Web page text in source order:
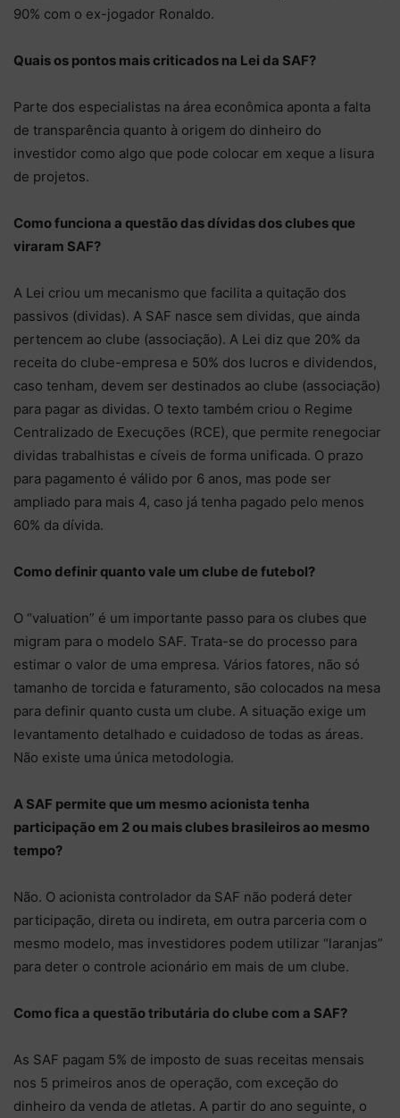
90% com o ex-jogador Ronaldo.
Quais os pontos mais criticados na Lei da SAF?
Parte dos especialistas na área econômica aponta a falta
de transparência quanto à origem do dinheiro do
investidor como algo que pode colocar em xeque a lisura
de projetos.
Como funciona a questão das dívidas dos clubes que
viraram SAF?
A Lei criou um mecanismo que facilita a quitação dos
passivos (dividas). A SAF nasce sem dividas, que ainda
pertencem ao clube (associação). A Lei diz que 20% da
receita do clube-empresa e 50% dos lucros e dividendos,
caso tenham, devem ser destinados ao clube (associação)
para pagar as dividas. O texto também criou o Regime
Centralizado de Execuções (RCE), que permite renegociar
dividas trabalhistas e cíveis de forma unificada. O prazo
para pagamento é válido por 6 anos, mas pode ser
ampliado para mais 4, caso já tenha pagado pelo menos
60% da dívida.
Como definir quanto vale um clube de futebol?
O “valuation” é um importante passo para os clubes que
migram para o modelo SAF. Trata-se do processo para
estimar o valor de uma empresa. Vários fatores, não só
tamanho de torcida e faturamento, são colocados na mesa
para definir quanto custa um clube. A situação exige um
levantamento detalhado e cuidadoso de todas as áreas.
Não existe uma única metodologia.
A SAF permite que um mesmo acionista tenha
participação em 2 ou mais clubes brasileiros ao mesmo
tempo?
Não. O acionista controlador da SAF não poderá deter
participação, direta ou indireta, em outra parceria com o
mesmo modelo, mas investidores podem utilizar “laranjas”
para deter o controle acionário em mais de um clube.
Como fica a questão tributária do clube com a SAF?
As SAF pagam 5% de imposto de suas receitas mensais
nos 5 primeiros anos de operação, com exceção do
dinheiro da venda de atletas. A partir do ano seguinte, o